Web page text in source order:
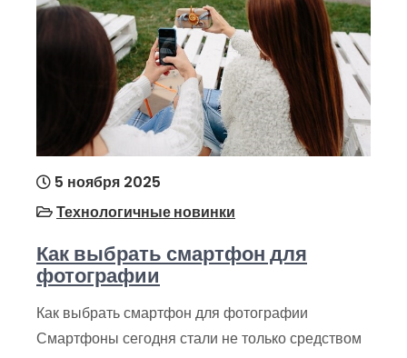
5 ноября 2025
Технологичные новинки
Как выбрать смартфон для
фотографии
Как выбрать смартфон для фотографии
Смартфоны сегодня стали не только средством